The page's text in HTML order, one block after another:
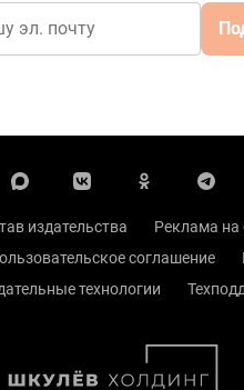
издательства Реклама на
соглашение
технологии